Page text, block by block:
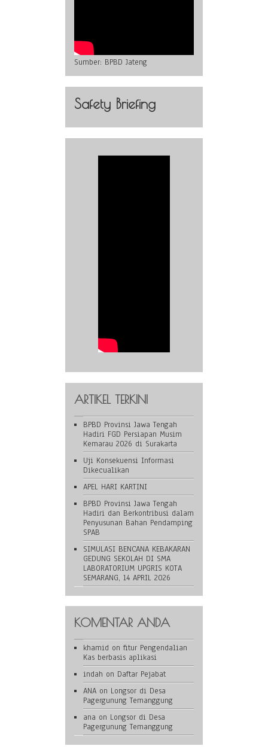
Sumber: BPBD Jateng
Safety Briefing
ARTIKEL TERKINI
BPBD Provinsi Jawa Tengah
Hadiri FGD Persiapan Musim
Kemarau 2026 di Surakarta
Uji Konsekuensi Informasi
Dikecualikan
APEL HARI KARTINI
BPBD Provinsi Jawa Tengah
Hadiri dan Berkontribusi dalam
Penyusunan Bahan Pendamping
SPAB
SIMULASI BENCANA KEBAKARAN
GEDUNG SEKOLAH DI SMA
LABORATORIUM UPGRIS KOTA
SEMARANG, 14 APRIL 2026
KOMENTAR ANDA
khamid on fitur Pengendalian
Kas berbasis aplikasi
indah on Daftar Pejabat
ANA on Longsor di Desa
Pagergunung Temanggung
ana on Longsor di Desa
Pagergunung Temanggung